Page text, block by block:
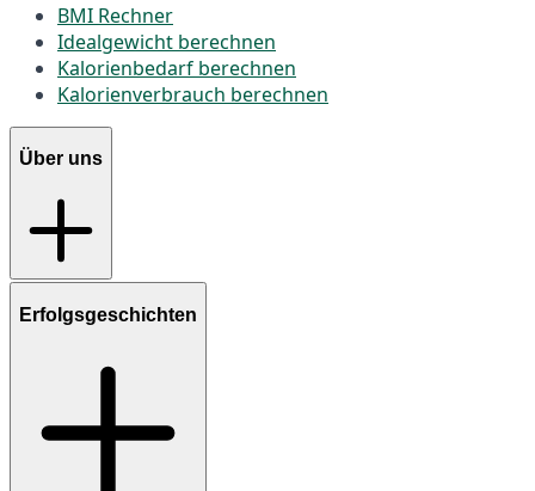
BMI Rechner
Idealgewicht berechnen
Kalorienbedarf berechnen
Kalorienverbrauch berechnen
Über uns
Erfolgsgeschichten